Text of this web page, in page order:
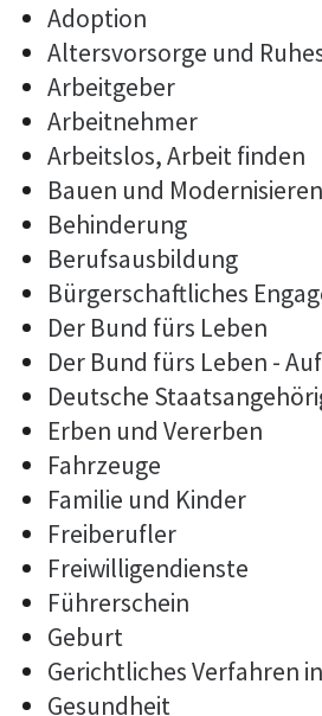
Adoption
Altersvorsorge und
Arbeitgeber
Arbeitnehmer
Arbeitslos, Arbeit finden
Bauen und Modernisieren
Behinderung
Berufsausbildung
Bürgerschaftliches
Der Bund fürs Leben
Der Bund fürs Leben -
Deutsche
Erben und Vererben
Fahrzeuge
Familie und Kinder
Freiberufler
Freiwilligendienste
Führerschein
Geburt
Gerichtliches Verfahren
Gesundheit